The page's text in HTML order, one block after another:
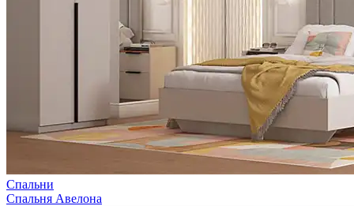
Спальни
Спальня Авелона